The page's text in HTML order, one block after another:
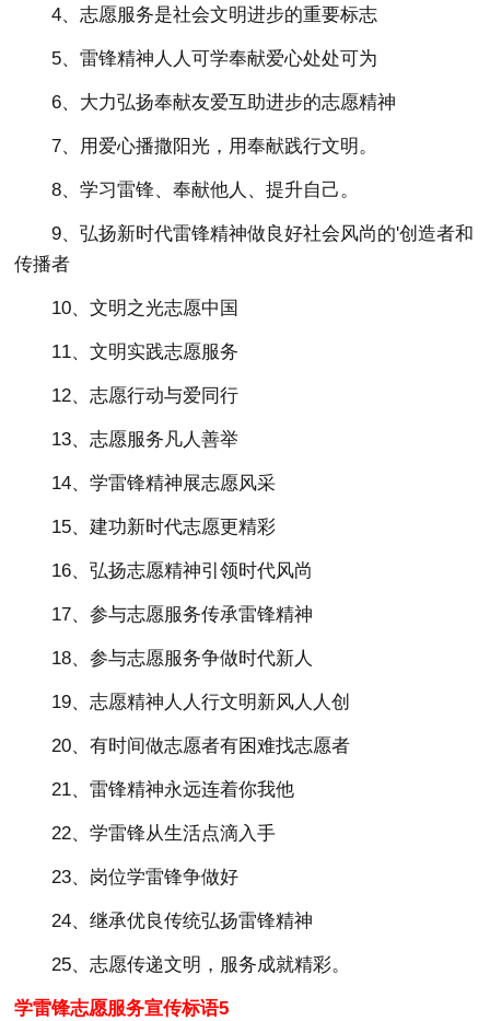
4、志愿服务是社会文明进步的重要标志
5、雷锋精神人人可学奉献爱心处处可为
6、大力弘扬奉献友爱互助进步的志愿精神
7、用爱心播撒阳光，用奉献践行文明。
8、学习雷锋、奉献他人、提升自己。
9、弘扬新时代雷锋精神做良好社会风尚的'创造者和
传播者
10、文明之光志愿中国
11、文明实践志愿服务
12、志愿行动与爱同行
13、志愿服务凡人善举
14、学雷锋精神展志愿风采
15、建功新时代志愿更精彩
16、弘扬志愿精神引领时代风尚
17、参与志愿服务传承雷锋精神
18、参与志愿服务争做时代新人
19、志愿精神人人行文明新风人人创
20、有时间做志愿者有困难找志愿者
21、雷锋精神永远连着你我他
22、学雷锋从生活点滴入手
23、岗位学雷锋争做好
24、继承优良传统弘扬雷锋精神
25、志愿传递文明，服务成就精彩。
学雷锋志愿服务宣传标语5